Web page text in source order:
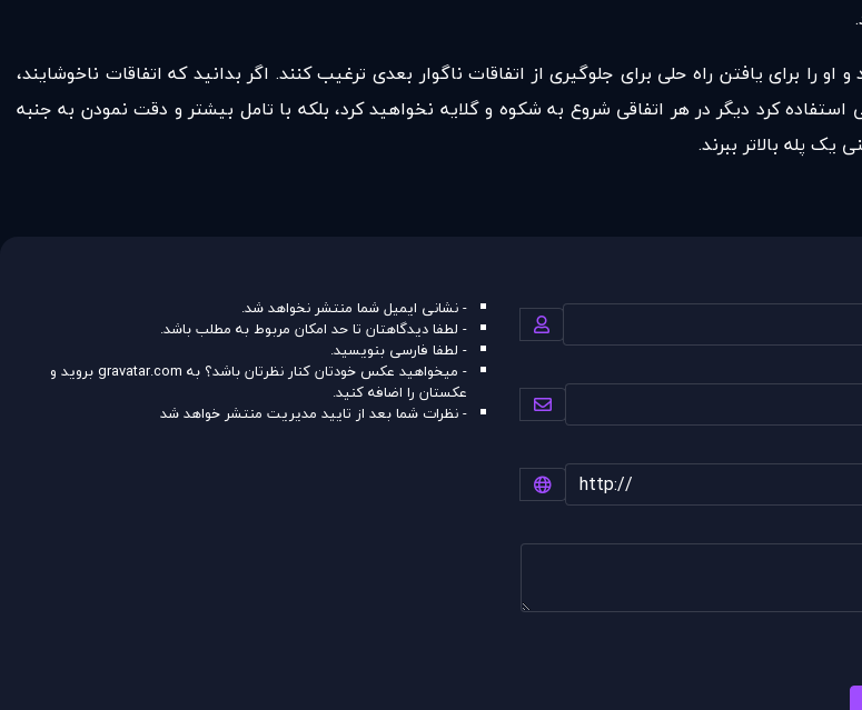
برای یافتن راه حلی برای جلوگیری از اتفاقات ناگوار بعدی ترغیب کنند. اگر بدانید که اتفاقات ناخوشایند،
کرد دیگر در هر اتفاقی شروع به شکوه و گلایه نخواهید کرد، بلکه با تامل بیشتر و دقت نمودن به جنبه
پله بالاتر ببرند.
- نشانی ایمیل شما منتشر نخواهد شد.
- لطفا دیدگاهتان تا حد امکان مربوط به مطلب باشد.
- لطفا فارسی بنویسید.
- میخواهید عکس خودتان کنار نظرتان باشد؟ به gravatar.comبروید و
عکستان را اضافه کنید.
- نظرات شما بعد از تایید مدیریت منتشر خواهد شد